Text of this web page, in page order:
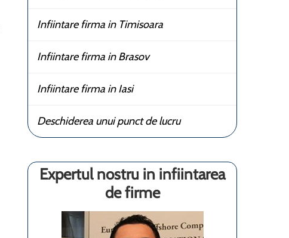
Infiintare firma in Timisoara
Infiintare firma in Brasov
Infiintare firma in Iasi
Deschiderea unui punct de lucru
Expertul nostru in infiintarea
de firme